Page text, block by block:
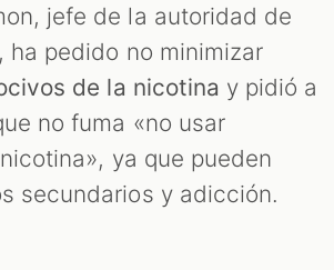
jefe de la autoridad de
ha pedido no minimizar
de la nicotina y pidió a
no fuma «no usar
ya que pueden
secundarios y adicción.